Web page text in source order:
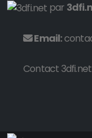
par
Email:
Contact 3dfi.net